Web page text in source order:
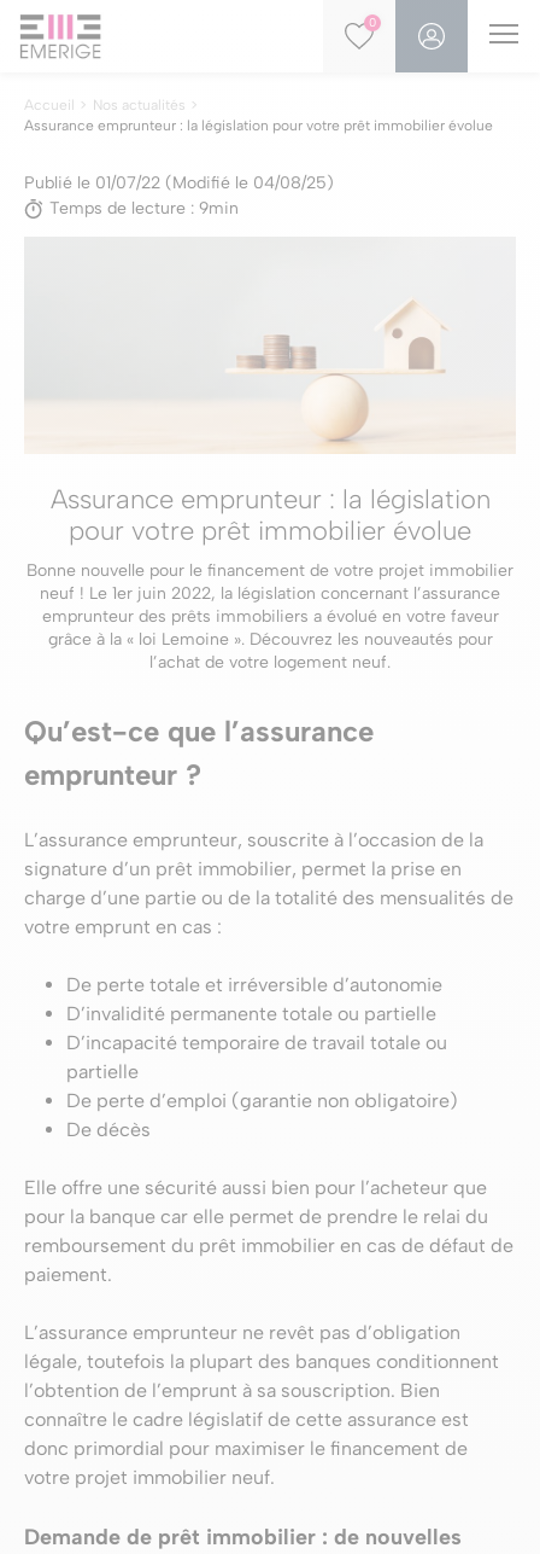
0
Accueil
Nos actualités
Assurance emprunteur : la législation pour votre prêt immobilier évolue
Publié le 01/07/22 (Modifié le 04/08/25)
Temps de lecture : 9min
Assurance emprunteur : la législation
pour votre prêt immobilier évolue
Bonne nouvelle pour le financement de votre projet immobilier
neuf ! Le 1er juin 2022, la législation concernant l’assurance
emprunteur des prêts immobiliers a évolué en votre faveur
grâce à la « loi Lemoine ». Découvrez les nouveautés pour
l’achat de votre logement neuf.
Qu’est-ce que l’assurance
emprunteur ?
L’assurance emprunteur, souscrite à l’occasion de la
signature d’un prêt immobilier, permet la prise en
charge d’une partie ou de la totalité des mensualités de
votre emprunt en cas :
De perte totale et irréversible d’autonomie
D’invalidité permanente totale ou partielle
D’incapacité temporaire de travail totale ou
partielle
De perte d’emploi (garantie non obligatoire)
De décès
Elle offre une sécurité aussi bien pour l’acheteur que
pour la banque car elle permet de prendre le relai du
remboursement du prêt immobilier en cas de défaut de
paiement.
L’assurance emprunteur ne revêt pas d’obligation
légale, toutefois la plupart des banques conditionnent
l’obtention de l’emprunt à sa souscription. Bien
connaître le cadre législatif de cette assurance est
donc primordial pour maximiser le financement de
votre projet immobilier neuf.
Demande de prêt immobilier : de nouvelles